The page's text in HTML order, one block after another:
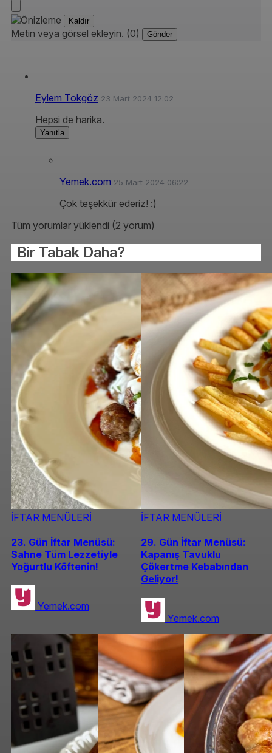
Kaldır
Metin veya görsel ekleyin. (0) Gönder
Eylem Tokgöz 23 Mart 2024 12:02
Hepsi de harika.
Yanıtla
Yemek.com 25 Mart 2024 06:22
Çok teşekkür ederiz! :)
Tüm yorumlar yüklendi (2 yorum)
Bir Tabak Daha?
İFTAR MENÜLERİ
23. Gün İftar Menüsü:
Sahne Tüm Lezzetiyle
Yoğurtlu Köftenin!
Yemek.com
İFTAR MENÜLERİ
29. Gün İftar Menüsü:
Kapanış Tavuklu
Çökertme Kebabından
Geliyor!
Yemek.com